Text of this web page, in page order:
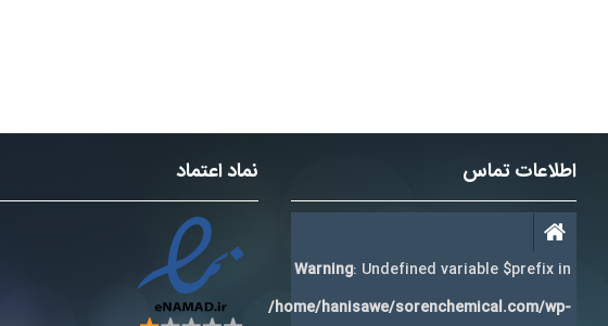
اطلاعات تماس
Warning: Undefined variable $prefix in
/home/hanisawe/sorenchemical.com/wp-
نماد اعتماد